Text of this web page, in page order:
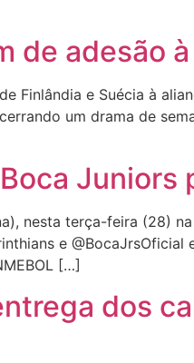
de adesão
Finlândia e Suécia à
um drama de
Juniors
nesta terça-feira (28)
e
[…]
dos